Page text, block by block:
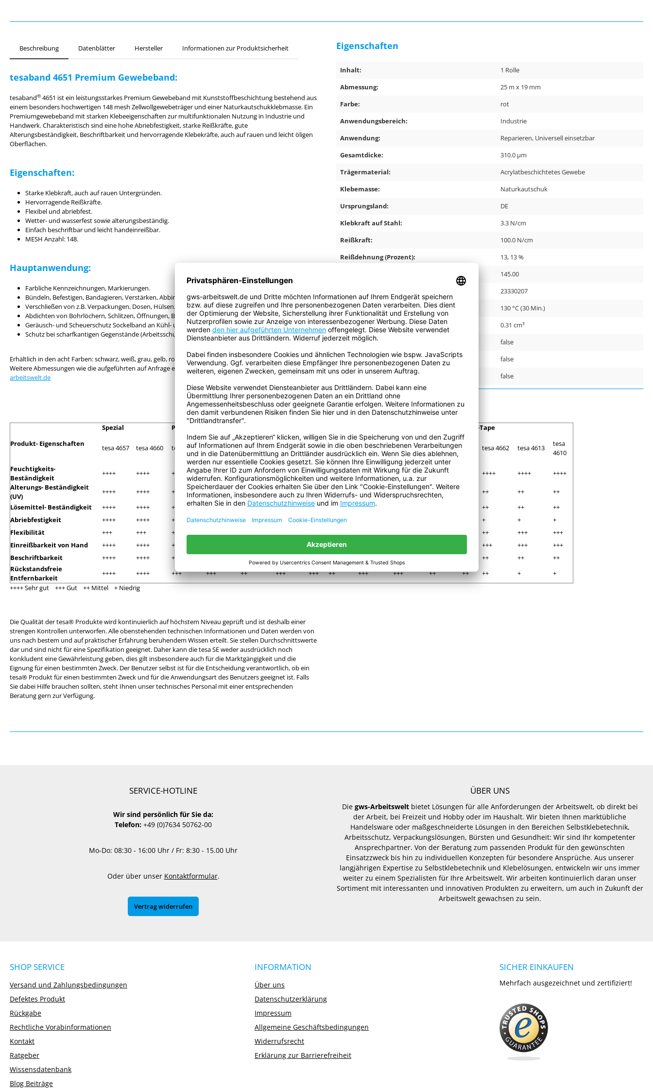
Beschreibung Datenblätter Hersteller Informationen zur Produktsicherheit
tesaband 4651 Premium Gewebeband:
tesaband® 4651 ist ein leistungsstarkes Premium Gewebeband mit Kunststoffbeschichtung bestehend aus
einem besonders hochwertigen 148 mesh Zellwollgewebeträger und einer Naturkautschukklebmasse. Ein
Premiumgewebeband mit starken Klebeeigenschaften zur multifunktionalen Nutzung in Industrie und
Handwerk. Charakteristisch sind eine hohe Abriebfestigkeit, starke Reißkräfte, gute
Alterungsbeständigkeit, Beschriftbarkeit und hervorragende Klebekräfte, auch auf rauen und leicht öligen
Oberflächen.
Eigenschaften:
Starke Klebkraft, auch auf rauen Untergründen.
Hervorragende Reißkräfte.
Flexibel und abriebfest.
Wetter- und wasserfest sowie alterungsbeständig.
Einfach beschriftbar und leicht handeinreißbar.
MESH Anzahl: 148.
Hauptanwendung:
Farbliche Kennzeichnungen, Markierungen.
Bündeln, Befestigen, Bandagieren, Verstärken, Abbinden und Fixieren.
Verschließen von z.B. Verpackungen, Dosen, Hülsen.
Abdichten von Bohrlöchern, Schlitzen, Öffnungen, Be- und Entlüftungskanälen.
Geräusch- und Scheuerschutz Sockelband an Kühl- und Küchenschränken.
Schutz bei scharfkantigen Gegenstände (Arbeitsschutz).
Erhältlich in den acht Farben: schwarz, weiß, grau, gelb, rot, blau, grün, braun
Weitere Abmessungen wie die aufgeführten auf Anfrage erhältlich. Anfrage bitte anshop@gws-
arbeitswelt.de
Produkt- Eigenschaften
Spezial Premium Duct-Tape
tesa 4657 tesa 4660 tesa 4651 tesa 4661 tesa 4541 tesa 4549
tesa
4671
tesa
53799
tesa 53949 tesa 53999 tesa 4688 tesa 4662 tesa 4613
tesa
4610
Feuchtigkeits-
Beständigkeit
++++ ++++ ++++ ++++ ++ ++ +++ ++++ ++++ ++++ ++++ ++++ ++++
++++
Alterungs- Beständigkeit
(UV)
++++ ++++ +++ +++ ++ ++ +++ +++ +++ +++ +++ ++ ++
++
Lösemittel- Beständigkeit
++++ ++++ ++++ ++++ + + +++ +++ +++ ++ ++
++
Abriebfestigkeit
++++ ++++ ++++ ++++ +++ +++ +++ ++ + +
+
Flexibilität
+++ +++ +++ ++ +++
+++
Einreißbarkeit von Hand
++++ ++++ ++++ ++++ +++ +++ +++
+++
Beschriftbarkeit
++++ ++++ ++++ ++ ++
++
Rückstandsfreie
Entfernbarkeit
++++ ++++ +++ +++ ++ +++ +++ ++ +++ +++ ++ ++ ++ +
+
++++ Sehr gut +++ Gut ++ Mittel + Niedrig
Die Qualität der tesa® Produkte wird kontinuierlich auf höchstem Niveau geprüft und ist deshalb einer
strengen Kontrollen unterworfen. Alle obenstehenden technischen Informationen und Daten werden von
uns nach bestem und auf praktischer Erfahrung beruhendem Wissen erteilt. Sie stellen Durchschnittswerte
dar und sind nicht für eine Spezifikation geeignet. Daher kann die tesa SE weder ausdrücklich noch
konkludent eine Gewährleistung geben, dies gilt insbesondere auch für die Marktgängigkeit und die
Eignung für einen bestimmten Zweck. Der Benutzer selbst ist für die Entscheidung verantwortlich, ob ein
tesa® Produkt für einen bestimmten Zweck und für die Anwendungsart des Benutzers geeignet ist. Falls
Sie dabei Hilfe brauchen sollten, steht Ihnen unser technisches Personal mit einer entsprechenden
Beratung gern zur Verfügung.
Eigenschaften
Inhalt:
1 Rolle
Abmessung:
25 m x 19 mm
Farbe:
rot
Anwendungsbereich:
Industrie
Anwendung:
Reparieren, Universell einsetzbar
Gesamtdicke:
310.0 µm
Trägermaterial:
Acrylatbeschichtetes Gewebe
Klebemasse:
Naturkautschuk
Ursprungsland:
DE
Klebkraft auf Stahl:
3.3 N/cm
Reißkraft:
100.0 N/cm
Reißdehnung (Prozent):
13, 13 %
145.00
23330207
Temperaturbeständigkeit:
130 °C (30 Min.)
Volumen:
0.31 cm³
Gefahrgut:
false
Batterien sind enthalten:
false
Enthält flüssigen Inhalt:
false
SERVICE-HOTLINE
Wir sind persönlich für Sie da:
Telefon: +49 (0)7634 50762-00
Mo-Do: 08:30 - 16:00 Uhr / Fr: 8:30 - 15.00 Uhr
Oder über unser Kontaktformular.
Vertrag widerrufen
ÜBER UNS
Die gws-Arbeitsweltbietet Lösungen für alle Anforderungen der Arbeitswelt, ob direkt bei
der Arbeit, bei Freizeit und Hobby oder im Haushalt. Wir bieten Ihnen marktübliche
Handelsware oder maßgeschneiderte Lösungen in den Bereichen Selbstklebetechnik,
Arbeitsschutz, Verpackungslösungen, Bürsten und Gesundheit: Wir sind Ihr kompetenter
Ansprechpartner. Von der Beratung zum passenden Produkt für den gewünschten
Einsatzzweck bis hin zu individuellen Konzepten für besondere Ansprüche. Aus unserer
langjährigen Expertise zu Selbstklebetechnik und Klebelösungen, entwickeln wir uns immer
weiter zu einem Spezialisten für Ihre Arbeitswelt. Wir arbeiten kontinuierlich daran unser
Sortiment mit interessanten und innovativen Produkten zu erweitern, um auch in Zukunft der
Arbeitswelt gewachsen zu sein.
SHOP SERVICE
Versand und Zahlungsbedingungen
Defektes Produkt
Rückgabe
Rechtliche Vorabinformationen
Kontakt
Ratgeber
Wissensdatenbank
Blog Beiträge
INFORMATION
Über uns
Datenschutzerklärung
Impressum
Allgemeine Geschäftsbedingungen
Widerrufsrecht
Erklärung zur Barrierefreiheit
SICHER EINKAUFEN
Mehrfach ausgezeichnet und zertifiziert!